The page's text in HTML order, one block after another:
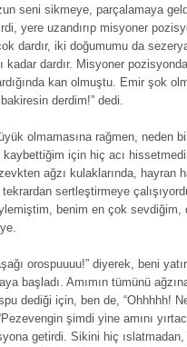
seni sikmeye, parçalamaya
yere uzandırıp misyoner
dardır, iki doğumumu da
kadar dardır. Misyoner
kan olmuştu. Emir şok
derdim!” dedi.
olmamasına rağmen, neden
için hiç acı
ağzı kulaklarında, hayran
sertleştirmeye
benim en çok sevdiğim,
orospuuuu!” diyerek, beni
başladı. Amımın tümünü
dediği için, ben de, “Ohhhhh!
şimdi yine amını
getirdi. Sikini hiç